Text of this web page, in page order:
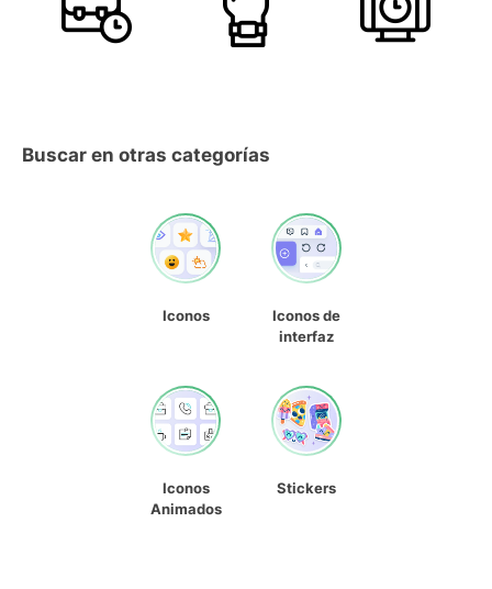
Buscar en otras categorías
Iconos
Iconos de
interfaz
Iconos
Animados
Stickers